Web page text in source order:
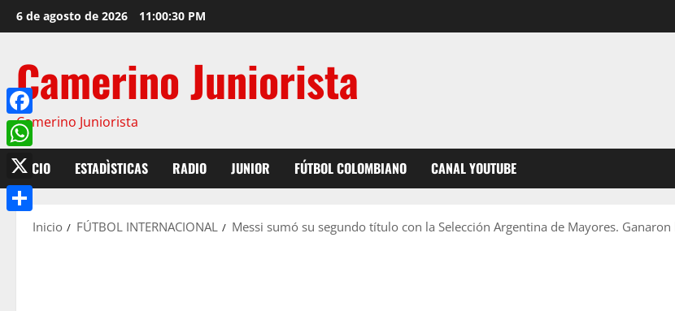
6 de agosto de 2026 11:00:31 PM
Camerino Juniorista
Camerino Juniorista
INICIO ESTADÌSTICAS RADIO JUNIOR FÚTBOL COLOMBIANO CANAL YOUTUBE
Inicio FÚTBOL INTERNACIONAL Messi sumó su segundo título con la Selección Argentina de Mayores.
Facebook
WhatsApp
X
Compartir